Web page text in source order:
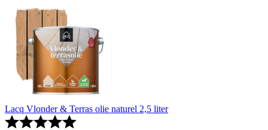
Lacq Vlonder & Terras olie naturel 2,5 liter